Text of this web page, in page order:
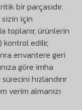
bir parçasıdır.
sizin için
toplanır, ürünlerin
kontrol edilir,
envantere geri
göre imha
hızlandırır
verim almanızı